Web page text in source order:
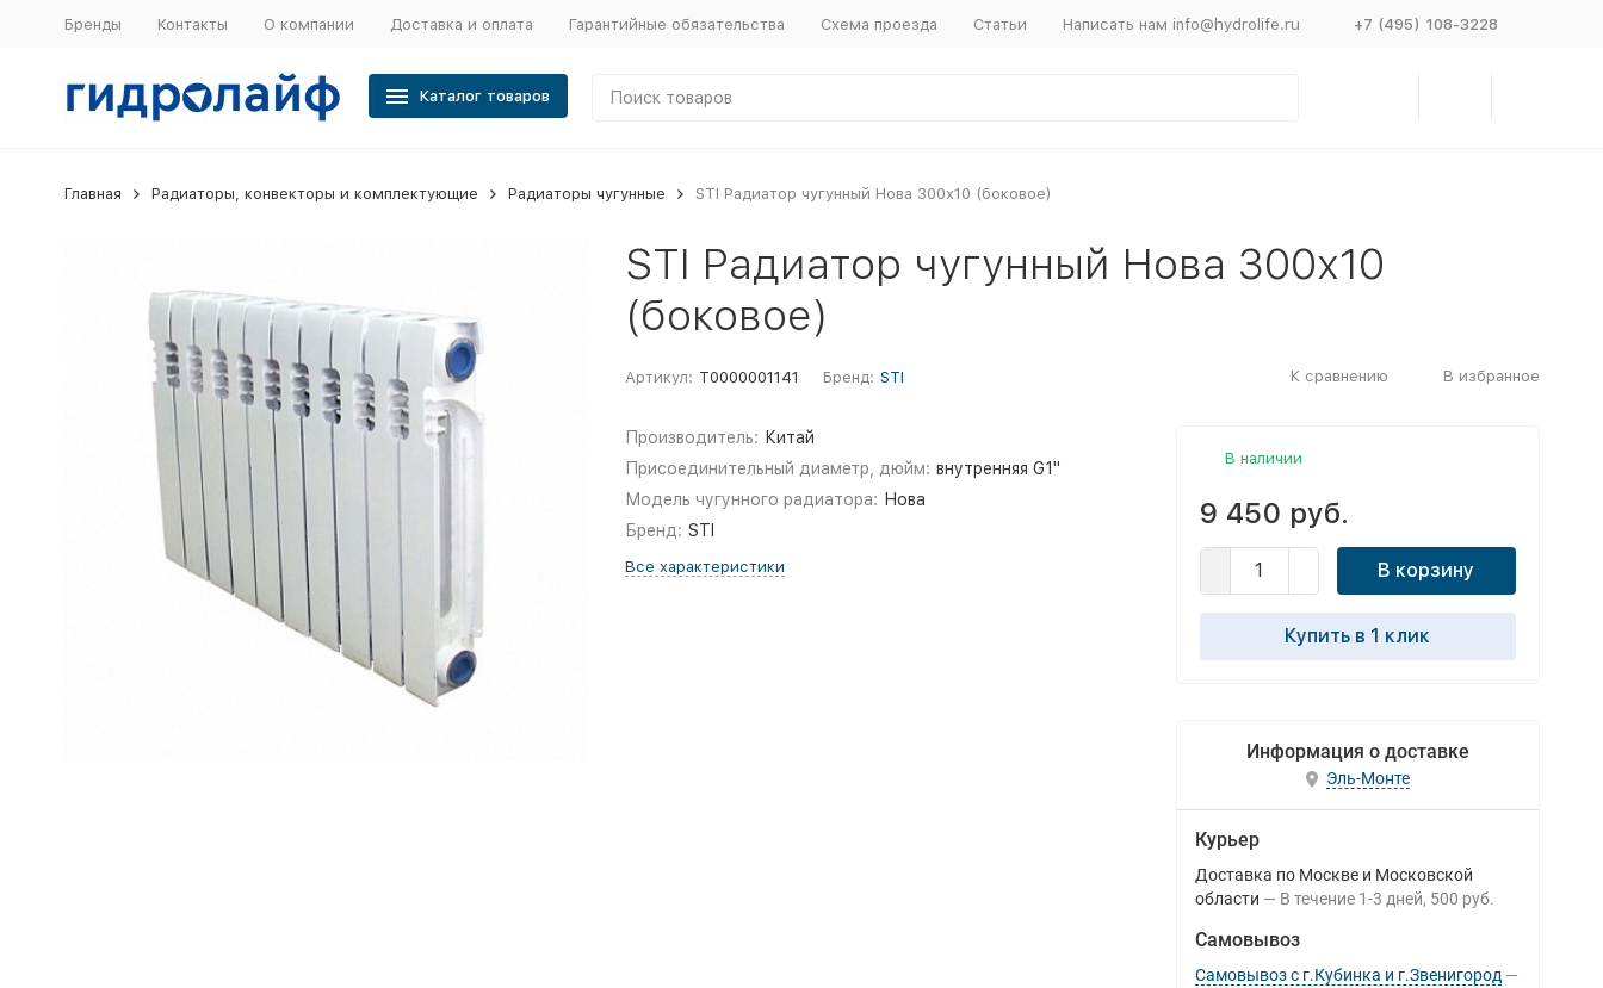
Бренды Контакты О компании Доставка и оплата Гарантийные обязательства Схема проезда Статьи Написать нам info@hydrolife.ru +7 (495) 108-3228
Каталог товаров
Главная Радиаторы, конвекторы и комплектующие Радиаторы чугунные STI Радиатор чугунный Нова 300х10 (боковое)
STI Радиатор чугунный Нова 300х10
(боковое)
Артикул: Т0000001141 Бренд: STI К сравнению В избранное
Производитель: Китай
Присоединительный диаметр, дюйм: внутренняя G1"
Модель чугунного радиатора: Нова
Бренд: STI
Все характеристики
В наличии
9 450 руб.
В корзину
Купить в 1 клик
Информация о доставке
Эль-Монте
Курьер
Доставка по Москве и Московской
области
В течение 1-3 дней 500 руб.
Самовывоз
Самовывоз с г.Кубинка и г.Звенигород